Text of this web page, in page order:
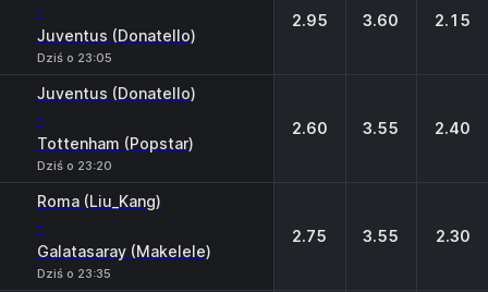
-
Juventus (Donatello)
Dziś o 23:05
2.95 3.60 2.15
Juventus (Donatello)
-
Tottenham (Popstar)
Dziś o 23:20
2.60 3.55 2.40
Roma (Liu_Kang)
-
Galatasaray (Makelele)
Dziś o 23:35
2.75 3.55 2.30